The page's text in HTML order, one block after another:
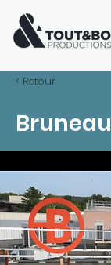
< Retour
Bruneau